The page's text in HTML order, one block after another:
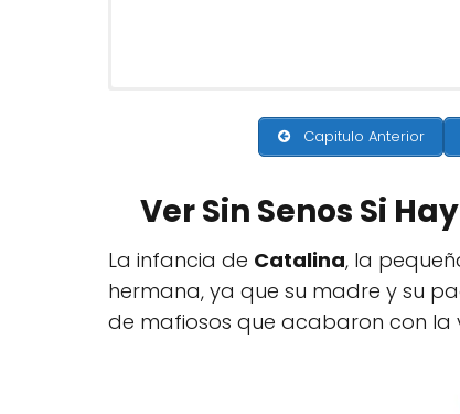
Capitulo Anterior
Ver Sin Senos Si
La infancia de Catalina, la
hermana, ya que su madre y su
de mafiosos que acabaron con la